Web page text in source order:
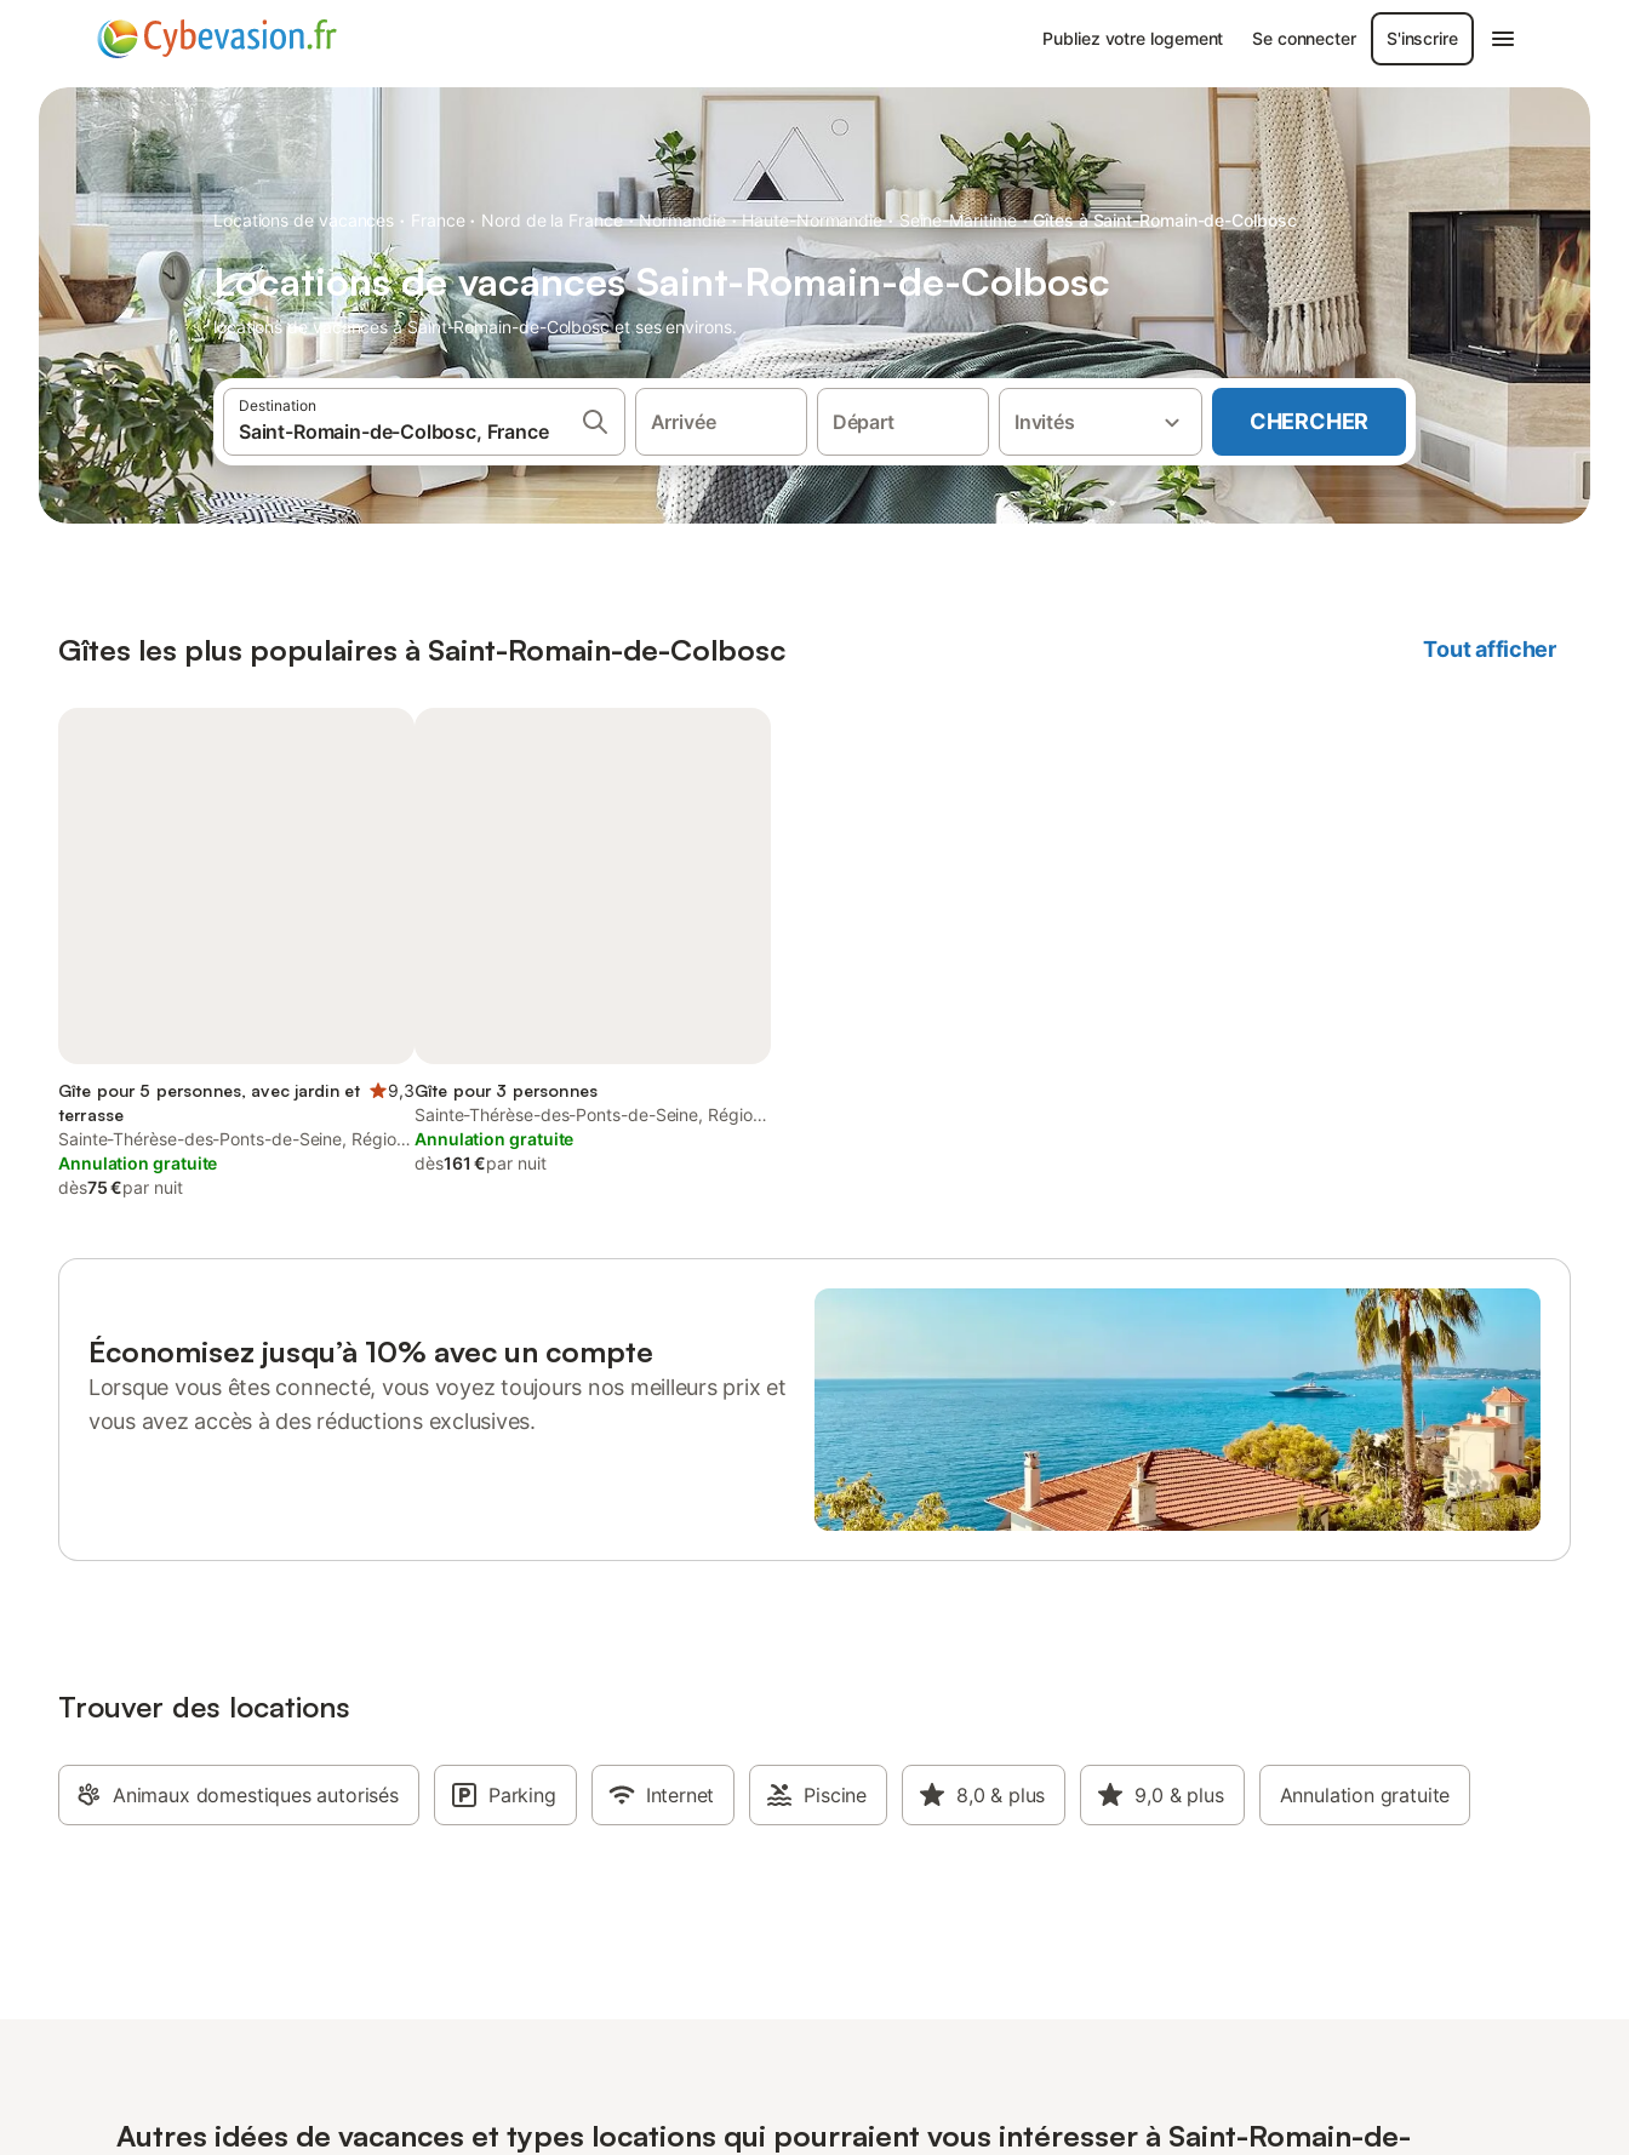
Publiez votre logement Se connecter S'inscrire
Locations de vacances · France · Nord de la France · Normandie · Haute-Normandie · Seine-Maritime · Gîtes à Saint-Romain-de-Colbosc
Locations de vacances Saint-Romain-de-Colbosc
locations de vacances à Saint-Romain-de-Colbosc et ses environs.
Destination
Arrivée Départ Invités CHERCHER
Gîtes les plus populaires à Saint-Romain-de-Colbosc Tout afficher
Gîte pour 5 personnes, avec jardin et
terrasse
9,3
Sainte-Thérèse-des-Ponts-de-Seine, Région
du Havre
Annulation gratuite
dès75 €par nuit
Gîte pour 3 personnes
Sainte-Thérèse-des-Ponts-de-Seine, Région
du Havre
Annulation gratuite
dès161 €par nuit
Économisez jusqu’à 10% avec un compte
Lorsque vous êtes connecté, vous voyez toujours nos meilleurs prix et
vous avez accès à des réductions exclusives.
Trouver des locations
Animaux domestiques autorisés Parking Internet Piscine 8,0 & plus 9,0 & plus Annulation gratuite
Autres idées de vacances et types locations qui pourraient vous intéresser à Saint-Romain-de-